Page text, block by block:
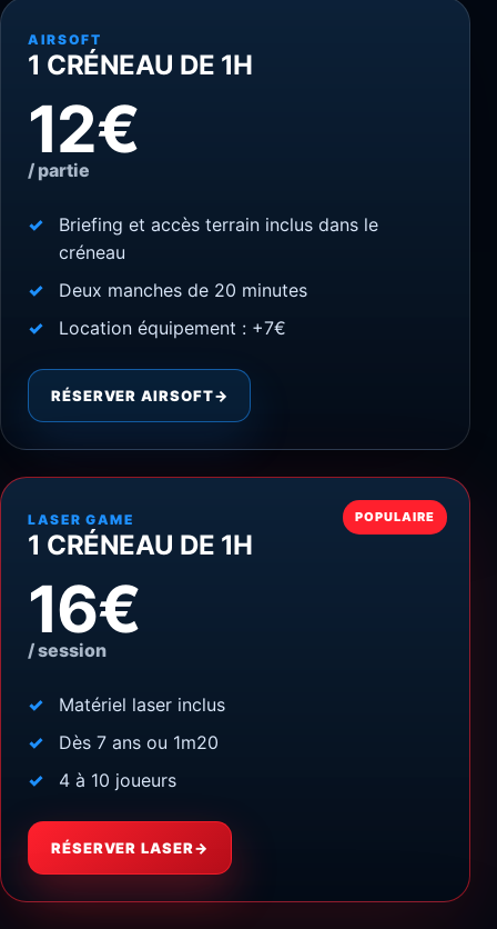
AIRSOFT
1 CRÉNEAU DE 1H
12€
/ partie
Briefing et accès terrain inclus dans le
créneau
Deux manches de 20 minutes
Location équipement : +7€
RÉSERVER AIRSOFT→
POPULAIRE
LASER GAME
1 CRÉNEAU DE 1H
16€
/ session
Matériel laser inclus
Dès 7 ans ou 1m20
4 à 10 joueurs
RÉSERVER LASER→